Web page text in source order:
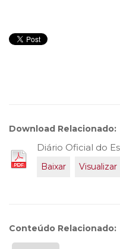
Download Relacionado:
Diário Oficial do
Baixar Visualizar
Conteúdo Relacionado: